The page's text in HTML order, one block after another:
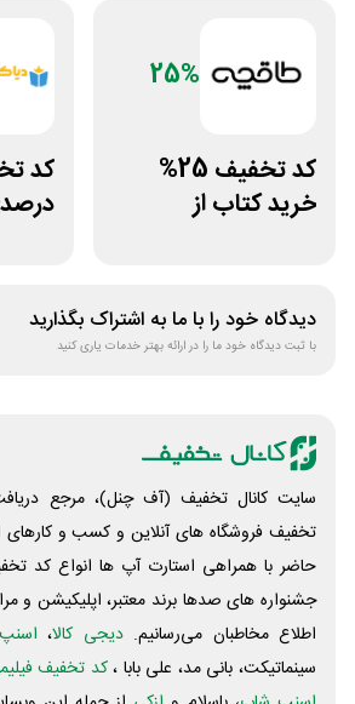
25%
کد تخفیف 25%
خرید کتاب از
دیدگاه خود را با ما به اشتراک بگذارید
با ثبت دیدگاه خود ما را در ارائه بهتر خدمات یاری کنید
سایت کانال تخفیف (آف چنل)، مرجع
تخفیف فروشگاه های آنلاین و کسب و‌ کارهای
حاضر با همراهی استارت آپ ها انواع کد
جشنواره های صدها برند معتبر، اپلیکیشن و
اطلاع مخاطبان می‌رسانیم. دیجی کالا،
سینماتیکت، بانی مد، علی‌ بابا ،کد تخفیف